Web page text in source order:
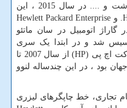
مشتریان در بخش های دولتی ، بهداشت و .... در سال 2015 ، این
. و Hewlett Packard Enterprise
گاراژ اتومبیل در سان ماتئو
شد و در ابتدا یک سری
اچ پی (HP)از سال 2007 تا
بود ، در این چندساله لنوو
تجاری، خط چاپگرهای لیزری